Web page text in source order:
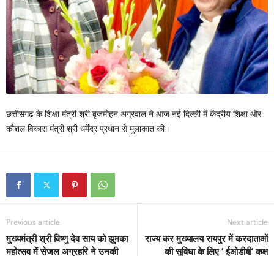
छत्तीसगढ़ के शिक्षा मंत्री श्री बृजमोहन अग्रवाल ने आज नई दिल्ली में केंद्रीय शिक्षा और
कौशल विकास मंत्री श्री धर्मेंद्र प्रधान से मुलाक़ात की।
Previous article
मुख्यमंत्री श्री विष्णु देव साय को झुमका
महोत्सव में सेजल अग्रहरि ने उनकी
Next article
राज्य कर मुख्यालय रायपुर में करदाताओं
की सुविधा के लिए ‘ ईओडीबी‘ कक्ष